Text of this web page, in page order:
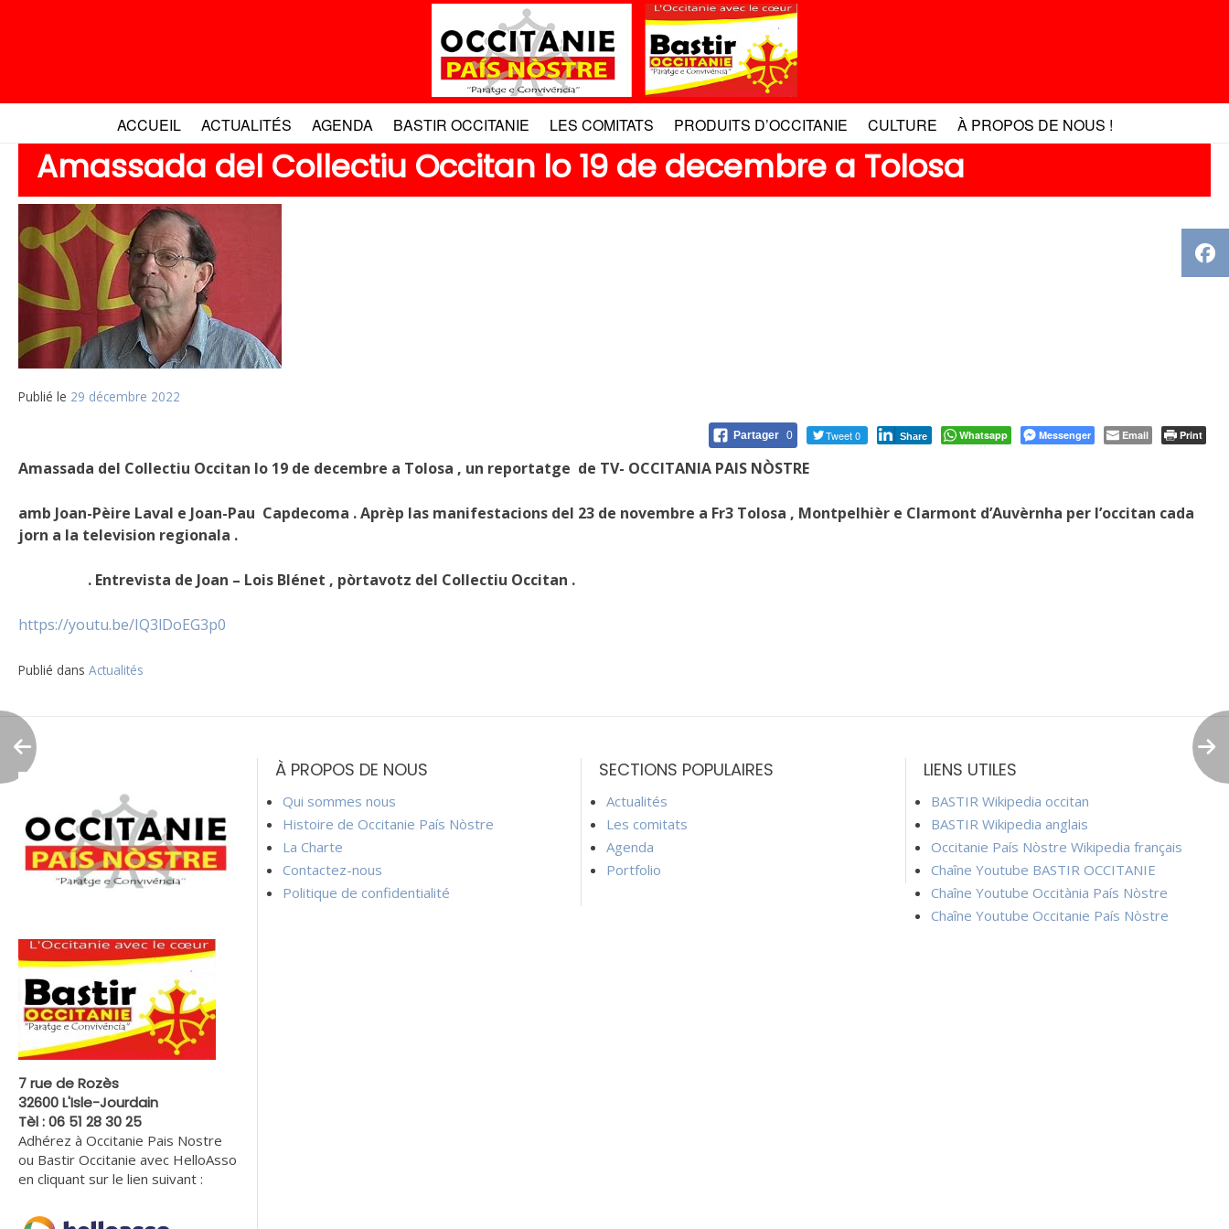
ACCUEIL ACTUALITÉS AGENDA BASTIR OCCITANIE LES COMITATS PRODUITS D’OCCITANIE CULTURE À PROPOS DE NOUS !
Amassada del Collectiu Occitan lo 19 de decembre a Tolosa
Publié le 29 décembre 2022
Partager 0 Tweet 0 Share Whatsapp Messenger Email Print
Amassada del Collectiu Occitan lo 19 de decembre a Tolosa , un reportatge de TV- OCCITANIA PAIS NÒSTRE
amb Joan-Pèire Laval e Joan-Pau Capdecoma . Aprèp las manifestacions del 23 de novembre a Fr3 Tolosa , Montpelhièr e Clarmont d’Auvèrnha per l’occitan cada
jorn a la television regionala .
. Entrevista de Joan – Lois Blénet , pòrtavotz del Collectiu Occitan .
https://youtu.be/IQ3lDoEG3p0
Publié dans Actualités
de
l’article
7 rue de Rozès
32600 L'Isle-Jourdain
Tèl : 06 51 28 30 25
Adhérez à Occitanie Pais Nostre
ou Bastir Occitanie avec HelloAsso
en cliquant sur le lien suivant :
À PROPOS DE NOUS
Qui sommes nous
Histoire de Occitanie País Nòstre
La Charte
Contactez-nous
Politique de confidentialité
SECTIONS POPULAIRES
Actualités
Les comitats
Agenda
Portfolio
LIENS UTILES
BASTIR Wikipedia occitan
BASTIR Wikipedia anglais
Occitanie País Nòstre Wikipedia français
Chaîne Youtube BASTIR OCCITANIE
Chaîne Youtube Occitània País Nòstre
Chaîne Youtube Occitanie País Nòstre